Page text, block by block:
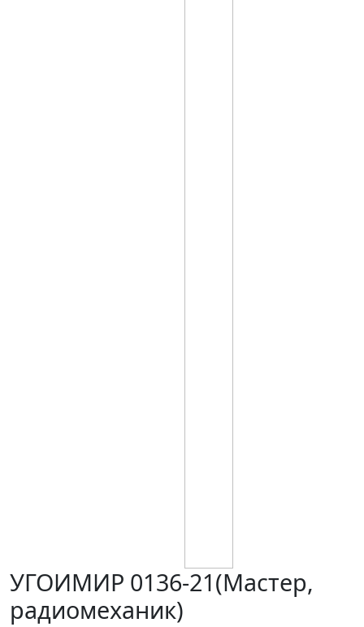
УГОИМИР 0136-21(Мастер,
радиомеханик)